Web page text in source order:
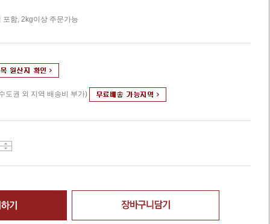
포함, 2kg이상 주문가능
도권 외 지역 배송비 부가)